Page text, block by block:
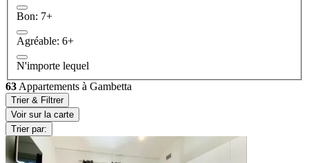
Bon: 7+
Agréable: 6+
N'importe lequel
63 Appartements à Gambetta
Trier & Filtrer
Voir sur la carte
Trier par: